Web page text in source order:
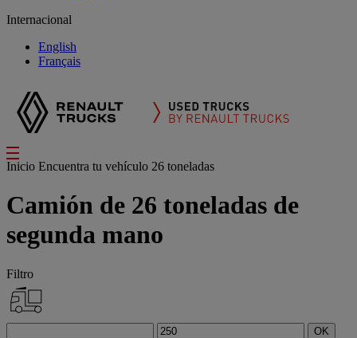
Internacional
English
Français
Inicio Encuentra tu vehículo 26 toneladas
Camión de 26 toneladas de
segunda mano
Filtro
OK